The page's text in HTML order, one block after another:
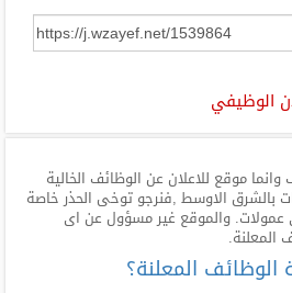
الوظيفي
موقع للاعلان عن الوظائف الخالية
بالشرق الاوسط ,فنرجو توخى الحذر خاصة
عمولات. والموقع غير مسؤول عن اى
المعلنة.
المعلنة؟